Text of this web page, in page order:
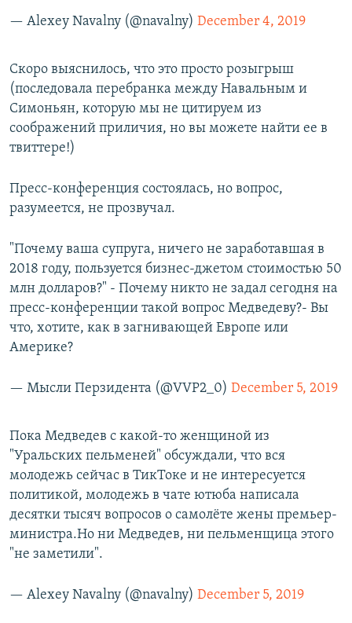
— Alexey Navalny (@navalny) December 4, 2019
Скоро выяснилось, что это просто розыгрыш
(последовала перебранка между Навальным и
Симоньян, которую мы не цитируем из
соображений приличия, но вы можете найти ее в
твиттере!)
Пресс-конференция состоялась, но вопрос,
разумеется, не прозвучал.
"Почему ваша супруга, ничего не заработавшая в
2018 году, пользуется бизнес-джетом стоимостью 50
млн долларов?" - Почему никто не задал сегодня на
пресс-конференции такой вопрос Медведеву?- Вы
что, хотите, как в загнивающей Европе или
Америке?
— Мысли Перзидента (@VVP2_0) December 5, 2019
Пока Медведев с какой-то женщиной из
"Уральских пельменей" обсуждали, что вся
молодежь сейчас в ТикТоке и не интересуется
политикой, молодежь в чате ютюба написала
десятки тысяч вопросов о самолёте жены премьер-
министра.Но ни Медведев, ни пельменщица этого
"не заметили".
— Alexey Navalny (@navalny) December 5, 2019